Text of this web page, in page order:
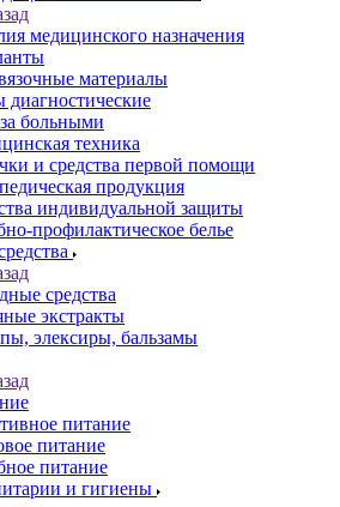
медицинского назначения
материалы
диагностические
больными
техника
и средства первой помощи
продукция
индивидуальной защиты
профилактическое белье
средства
экстракты
элексиры, бальзамы
питание
питание
питание
и гигиены